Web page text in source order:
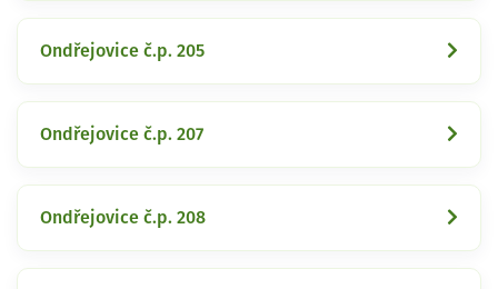
Ondřejovice č.p. 205
Ondřejovice č.p. 207
Ondřejovice č.p. 208